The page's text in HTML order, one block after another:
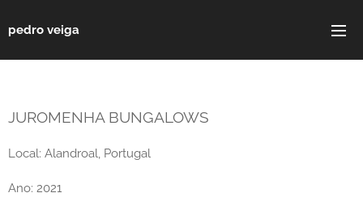
pedro veiga
JUROMENHA BUNGALOWS
Local: Alandroal, Portugal
Ano: 2021